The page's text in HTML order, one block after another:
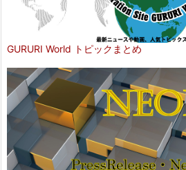
GURURI World トピックまとめ